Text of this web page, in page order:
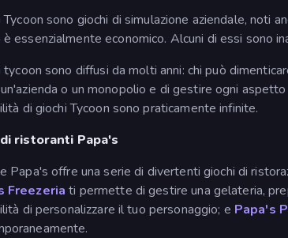
Tycoon sono giochi di simulazione aziendale, noti
essenzialmente economico. Alcuni di essi sono
tycoon sono diffusi da molti anni: chi può
o un monopolio e di gestire ogni
di giochi Tycoon sono praticamente infinite.
ristoranti Papa's
Papa's offre una serie di divertenti giochi di
Freezeria ti permette di gestire una gelateria,
di personalizzare il tuo personaggio; e Papa's